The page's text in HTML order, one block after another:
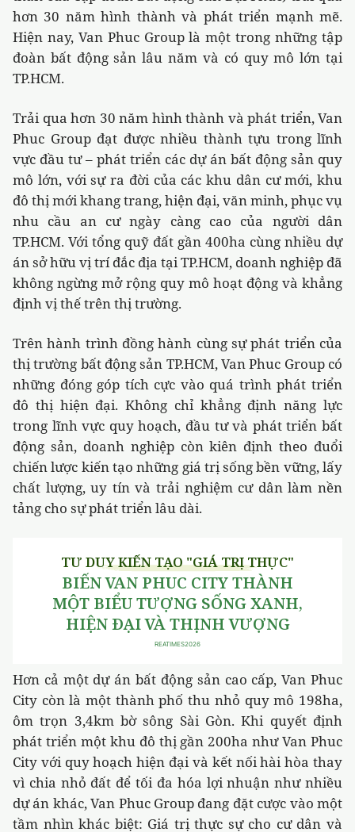
hơn 30 năm hình thành và phát triển mạnh mẽ.
Hiện nay, Van Phuc Group là một trong những tập
đoàn bất động sản lâu năm và có quy mô lớn tại
TP.HCM.
Trải qua hơn 30 năm hình thành và phát triển, Van
Phuc Group đạt được nhiều thành tựu trong lĩnh
vực đầu tư – phát triển các dự án bất động sản quy
mô lớn, với sự ra đời của các khu dân cư mới, khu
đô thị mới khang trang, hiện đại, văn minh, phục vụ
nhu cầu an cư ngày càng cao của người dân
TP.HCM. Với tổng quỹ đất gần 400ha cùng nhiều dự
án sở hữu vị trí đắc địa tại TP.HCM, doanh nghiệp đã
không ngừng mở rộng quy mô hoạt động và khẳng
định vị thế trên thị trường.
Trên hành trình đồng hành cùng sự phát triển của
thị trường bất động sản TP.HCM, Van Phuc Group có
những đóng góp tích cực vào quá trình phát triển
đô thị hiện đại. Không chỉ khẳng định năng lực
trong lĩnh vực quy hoạch, đầu tư và phát triển bất
động sản, doanh nghiệp còn kiên định theo đuổi
chiến lược kiến tạo những giá trị sống bền vững, lấy
chất lượng, uy tín và trải nghiệm cư dân làm nền
tảng cho sự phát triển lâu dài.
Hơn cả một dự án bất động sản cao cấp, Van Phuc
City còn là một thành phố thu nhỏ quy mô 198ha,
ôm trọn 3,4km bờ sông Sài Gòn. Khi quyết định
phát triển một khu đô thị gần 200ha như Van Phuc
City với quy hoạch hiện đại và kết nối hài hòa thay
vì chia nhỏ đất để tối đa hóa lợi nhuận như nhiều
dự án khác, Van Phuc Group đang đặt cược vào một
tầm nhìn khác biệt: Giá trị thực sự cho cư dân và